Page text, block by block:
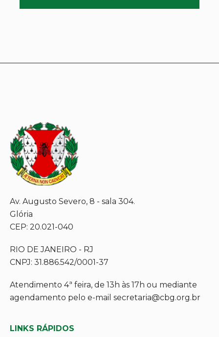
Av. Augusto Severo, 8 - sala 304.
Glória
CEP: 20.021-040
RIO DE JANEIRO - RJ
CNPJ: 31.886.542/0001-37
Atendimento 4ª feira, de 13h às 17h ou mediante
agendamento pelo e-mail secretaria@cbg.org.br
LINKS RÁPIDOS